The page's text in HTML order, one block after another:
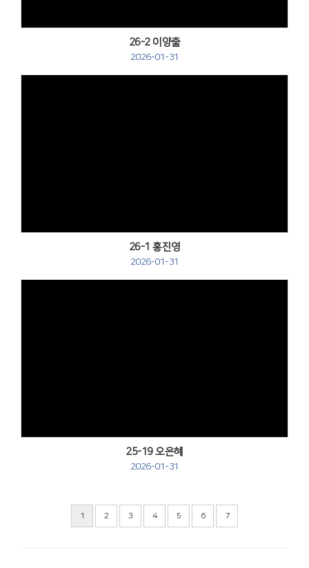
26-2 이양출
2026-01-31
26-1 홍진영
2026-01-31
25-19 오은혜
2026-01-31
1 2 3 4 5 6 7